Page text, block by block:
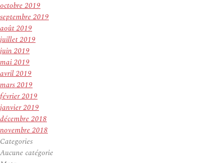
octobre 2019
septembre 2019
août 2019
juillet 2019
juin 2019
mai 2019
avril 2019
mars 2019
février 2019
janvier 2019
décembre 2018
novembre 2018
Categories
Aucune catégorie